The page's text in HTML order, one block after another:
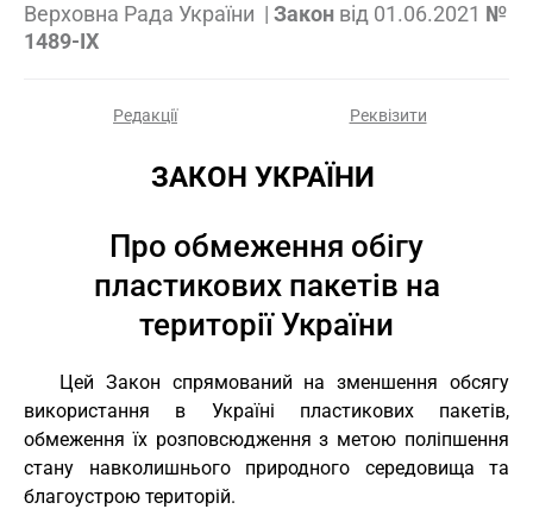
Верховна Рада України | Закон від 01.06.2021 №
1489-IX
Редакції Реквізити
ЗАКОН УКРАЇНИ
Про обмеження обігу
пластикових пакетів на
території України
Цей Закон спрямований на зменшення обсягу
використання в Україні пластикових пакетів,
обмеження їх розповсюдження з метою поліпшення
стану навколишнього природного середовища та
благоустрою територій.